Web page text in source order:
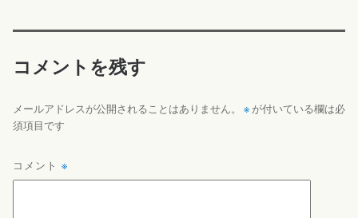
コメントを残す
メールアドレスが公開されることはありません。 ※ が付いている欄は必
須項目です
コメント ※